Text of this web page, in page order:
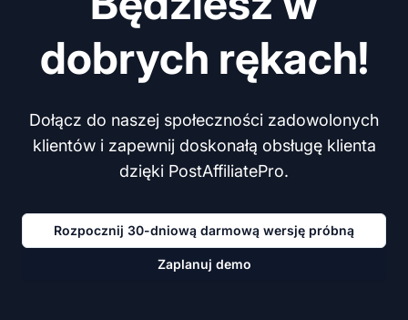
dobrych rękach!
Dołącz do naszej społeczności zadowolonych
klientów i zapewnij doskonałą obsługę klienta
dzięki PostAffiliatePro.
Rozpocznij 30-dniową darmową wersję próbną
Zaplanuj demo